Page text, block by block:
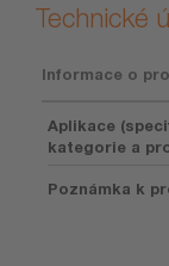
Technické
Informace o
Aplikace
kategorie a
Poznámka k